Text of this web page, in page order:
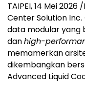
TAIPEI, 14 Mei
Center Solution
data modular yang
danhigh-
memamerkan
dikembangkan
Advanced Liquid